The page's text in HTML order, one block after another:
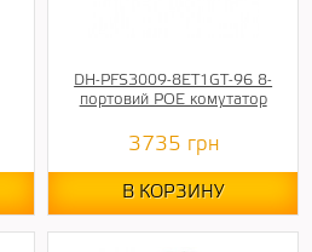
DH-PFS3009-8ET1GT-96 8-
портовий POE комутатор
3735 грн
В КОРЗИНУ